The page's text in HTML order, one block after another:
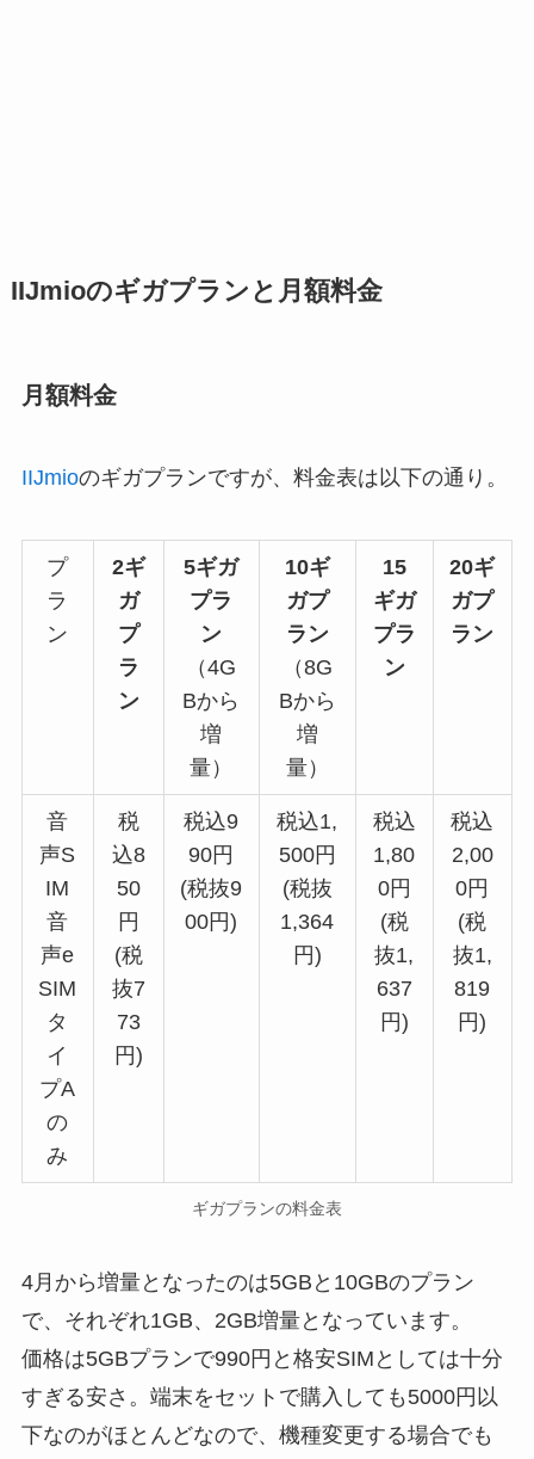
IIJmioのギガプランと月額料金
月額料金
IIJmioのギガプランですが、料金表は以下の通り。
プ
ラ
ン
2ギ
ガ
プ
ラ
ン
5ギガ
プラ
ン
（4G
Bから
増
量）
10ギ
ガプ
ラン
（8G
Bから
増
量）
15
ギガ
プラ
ン
20ギ
ガプ
ラン
音
声S
IM
音
声e
SIM
タ
イ
プA
の
み
税
込8
50
円
(税
抜7
73
円)
税込9
90円
(税抜9
00円)
税込1,
500円
(税抜
1,364
円)
税込
1,80
0円
(税
抜1,
637
円)
税込
2,00
0円
(税
抜1,
819
円)
ギガプランの料金表
4月から増量となったのは5GBと10GBのプラン
で、それぞれ1GB、2GB増量となっています。
価格は5GBプランで990円と格安SIMとしては十分
すぎる安さ。端末をセットで購入しても5000円以
下なのがほとんどなので、機種変更する場合でも